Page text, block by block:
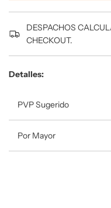
d
.
DESPACHOS
CHECKOUT.
Detalles:
PVP Sugerido
Por Mayor